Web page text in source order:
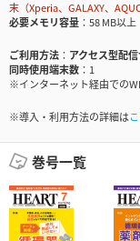
末（Xperia、GALAXY、
必要メモリ容量
58 MB以上
ご利用方法
アクセス型配
同時使用端末数
1
※インターネット経由での
※導入・利用方法の詳細は
巻号一覧